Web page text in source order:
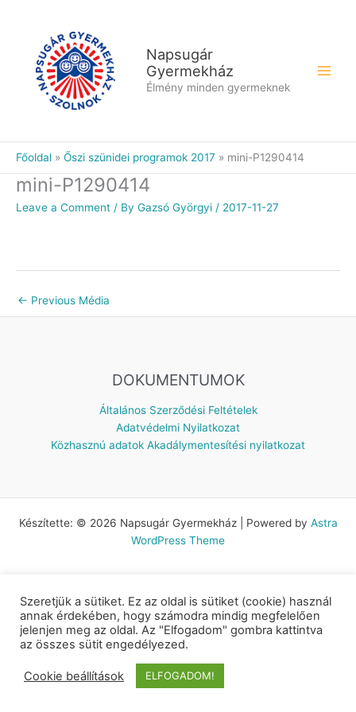
Napsugár
Gyermekház
Élmény minden gyermeknek
Főoldal Őszi szünidei programok 2017 mini-P1290414
mini-P1290414
Leave a Comment / By Gazsó Györgyi / 2017-11-27
← Previous Média
DOKUMENTUMOK
Általános Szerződési Feltételek
Adatvédelmi Nyilatkozat
Közhasznú adatok Akadálymentesítési nyilatkozat
Készítette: © 2026 Napsugár Gyermekház | Powered by Astra
WordPress Theme
Szeretjük a sütiket. Ez az oldal is sütiket (cookie) használ
annak érdekében, hogy számodra mindig megfelelően
jelenjen meg az oldal. Az "Elfogadom" gombra kattintva
az összes sütit engedélyezed.
Cookie beállítások ELFOGADOM!